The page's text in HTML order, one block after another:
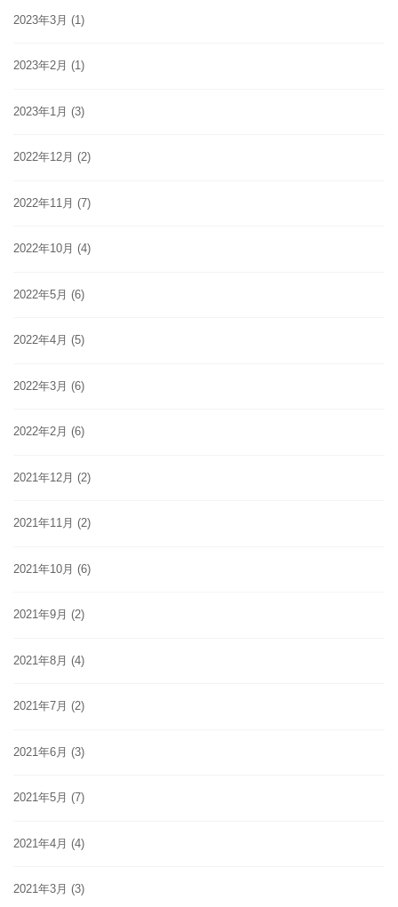
2023年3月 (1)
2023年2月 (1)
2023年1月 (3)
2022年12月 (2)
2022年11月 (7)
2022年10月 (4)
2022年5月 (6)
2022年4月 (5)
2022年3月 (6)
2022年2月 (6)
2021年12月 (2)
2021年11月 (2)
2021年10月 (6)
2021年9月 (2)
2021年8月 (4)
2021年7月 (2)
2021年6月 (3)
2021年5月 (7)
2021年4月 (4)
2021年3月 (3)